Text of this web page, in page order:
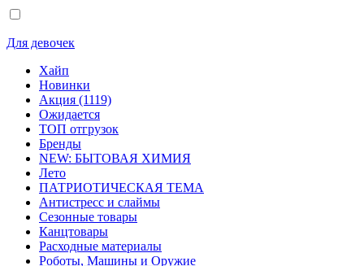
Для девочек
Хайп
Новинки
Акция (1119)
Ожидается
ТОП отгрузок
Бренды
NEW: БЫТОВАЯ ХИМИЯ
Лето
ПАТРИОТИЧЕСКАЯ ТЕМА
Антистресс и слаймы
Сезонные товары
Канцтовары
Расходные материалы
Роботы, Машины и Оружие